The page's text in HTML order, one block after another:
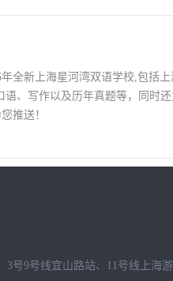
年全新上海星河湾双语学校,包
语、写作以及历年真题等，同时
推送！
3号9号线宜山路站、11号线上海